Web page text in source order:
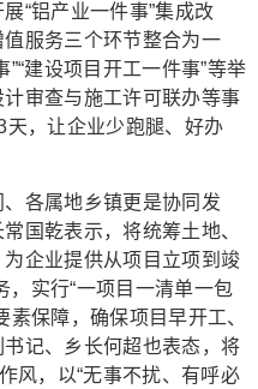
“铝产业一件事”集成改
服务三个环节整合为一
建设项目开工一件事”等举
审查与施工许可联办等事
，让企业少跑腿、好办
各属地乡镇更是协同发
国乾表示，将统筹土地、
企业提供从项目立项到竣
，实行“一项目一清单一包
保障，确保项目早开工、
记、乡长何超也表态，将
风，以“无事不扰、有呼必